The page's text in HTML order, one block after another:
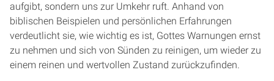
aufgibt, sondern uns zur Umkehr ruft. Anhand von
biblischen Beispielen und persönlichen Erfahrungen
verdeutlicht sie, wie wichtig es ist, Gottes Warnungen ernst
zu nehmen und sich von Sünden zu reinigen, um wieder zu
einem reinen und wertvollen Zustand zurückzufinden.